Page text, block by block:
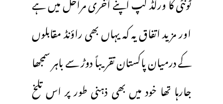
اور مزید اتفاق یہ کہ یہاں بھی راؤنڈ مقابلوں
کے درمیان پاکستان تقریباً دوڑ سے باہر سمجھا
جارہا تھا خود میں بھی ذہنی طور پر اس تلخ